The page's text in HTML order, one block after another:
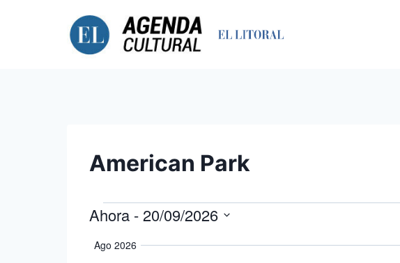
American Park
Eventos
Ahora - 20/09/2026
fecha.
Ago 2026